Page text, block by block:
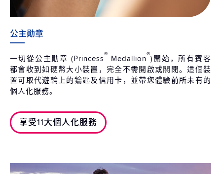
公主勛章
一切從公主勛章 (Princess® Medallion®)開始，所有賓客
都會收到如硬幣大小裝置，完全不需開啟或關閉。這個裝
置可取代遊輪上的鑰匙及信用卡，並帶您體驗前所未有的
個人化服務。
享受11大個人化服務